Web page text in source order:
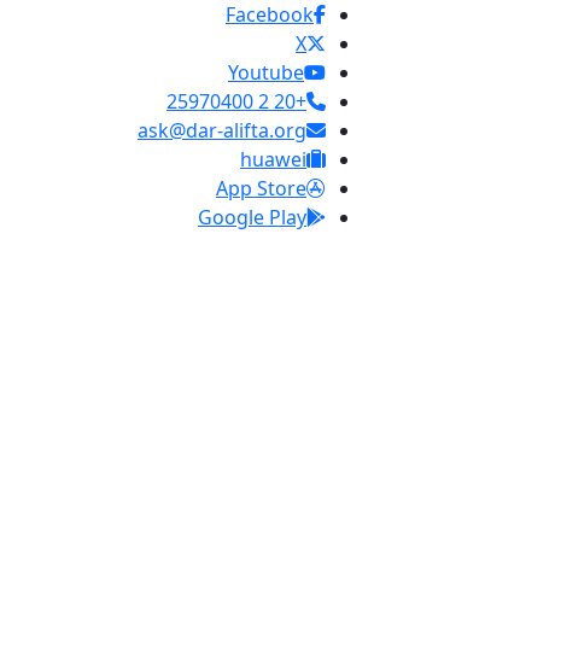
Facebook
X
Youtube
+20 2 25970400
ask@dar-alifta.org
huawei
App Store
Google Play